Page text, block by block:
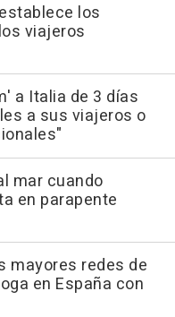
los
viajeros
a Italia de 3 días
a sus viajeros o
mar cuando
en parapente
mayores redes de
en España con